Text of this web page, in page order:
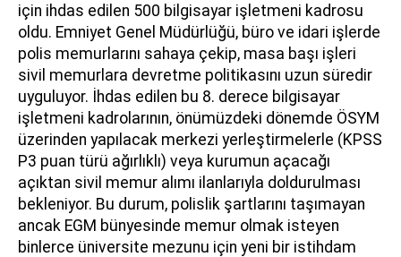
için ihdas edilen 500 bilgisayar işletmeni kadrosu
oldu. Emniyet Genel Müdürlüğü, büro ve idari işlerde
polis memurlarını sahaya çekip, masa başı işleri
sivil memurlara devretme politikasını uzun süredir
uyguluyor. İhdas edilen bu 8. derece bilgisayar
işletmeni kadrolarının, önümüzdeki dönemde ÖSYM
üzerinden yapılacak merkezi yerleştirmelerle (KPSS
P3 puan türü ağırlıklı) veya kurumun açacağı
açıktan sivil memur alımı ilanlarıyla doldurulması
bekleniyor. Bu durum, polislik şartlarını taşımayan
ancak EGM bünyesinde memur olmak isteyen
binlerce üniversite mezunu için yeni bir istihdam